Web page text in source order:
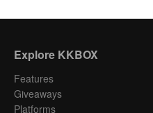
Explore KKBOX
Features
Giveaways
Platforms